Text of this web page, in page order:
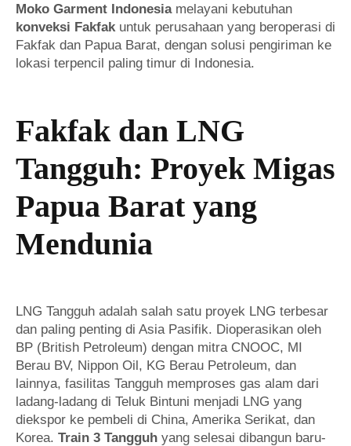
Moko Garment Indonesiamelayani kebutuhan
konveksi Fakfakuntuk perusahaan yang beroperasi di
Fakfak dan Papua Barat, dengan solusi pengiriman ke
lokasi terpencil paling timur di Indonesia.
Fakfak dan LNG
Tangguh: Proyek Migas
Papua Barat yang
Mendunia
LNG Tangguh adalah salah satu proyek LNG terbesar
dan paling penting di Asia Pasifik. Dioperasikan oleh
BP (British Petroleum) dengan mitra CNOOC, MI
Berau BV, Nippon Oil, KG Berau Petroleum, dan
lainnya, fasilitas Tangguh memproses gas alam dari
ladang-ladang di Teluk Bintuni menjadi LNG yang
diekspor ke pembeli di China, Amerika Serikat, dan
Korea. Train 3 Tangguh yang selesai dibangun baru-